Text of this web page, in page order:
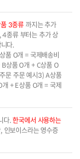
3종류 까지는 추가
종류 부터는 추가 상
다.
품 O개 = 국제배송비
상품 O개 + C상품 O
문 주문 예시3) A상품
+ E상품 O개 = 국제
다.한국에서 사용하는
인보이스라는 영수증